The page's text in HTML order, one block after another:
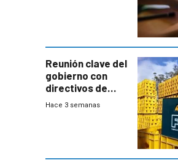
Reunión clave del
gobierno con
directivos de
Fábricas
Hace 3 semanas